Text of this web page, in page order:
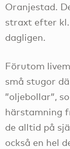
Oranjestad.
straxt efter kl.
dagligen.
Förutom
små stugor
”oljebollar”,
härstamning
de alltid på
också en hel